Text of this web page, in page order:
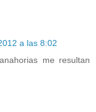
a las 8:02
me resultan